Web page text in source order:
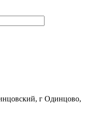
г Одинцово,